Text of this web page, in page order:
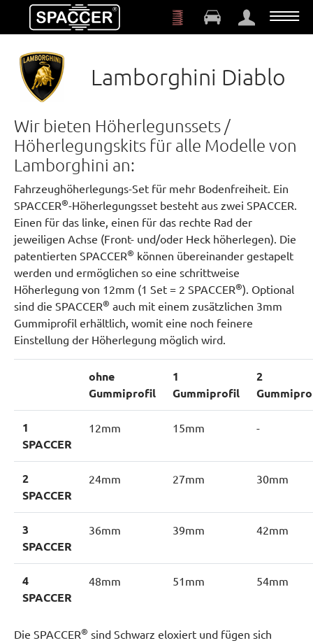
Zum Hauptinhalt springen
Lamborghini Diablo
Wir bieten Höherlegunssets /
Höherlegungskits für alle Modelle von
Lamborghini an:
Fahrzeughöherlegungs-Set für mehr Bodenfreiheit. Ein
SPACCER®-Höherlegungsset besteht aus zwei SPACCER.
Einen für das linke, einen für das rechte Rad der
jeweiligen Achse (Front- und/oder Heck höherlegen). Die
patentierten SPACCER® können übereinander gestapelt
werden und ermöglichen so eine schrittweise
Höherlegung von 12mm (1 Set = 2 SPACCER®). Optional
sind die SPACCER® auch mit einem zusätzlichen 3mm
Gummiprofil erhältlich, womit eine noch feinere
Einstellung der Höherlegung möglich wird.
ohne
Gummiprofil
1
Gummiprofil
2
1
SPACCER
12mm 15mm -
2
SPACCER
24mm 27mm 30mm
3
SPACCER
36mm 39mm 42mm
4
SPACCER
48mm 51mm 54mm
Die SPACCER® sind Schwarz eloxiert und fügen sich